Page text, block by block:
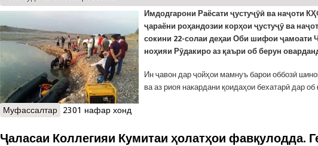
Имдодгарони Раёсати ҷустуҷӯӣ ва наҷоти
ҷараёни роҳандозии корҳои ҷустуҷӯ ва
сокини 22-солаи деҳаи Оби шифои ҷамоати
ноҳияи Рӯдакиро аз қаъри об берун
Ин ҷавон дар ҷойҳои мамнуъ барои оббозӣ
ва аз риоя накардани қоидаҳои бехатарӣ дар об
Муфассалтар о Ҷасади ҷавони 22-соларо аз қаъри об берун оварданд. Дар 6
2301 нафар хонд
Ҷаласаи Коллегияи Кумитаи ҳолатҳои фавқулодда.